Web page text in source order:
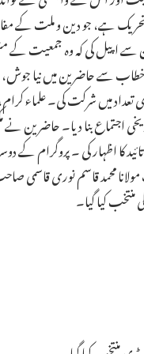
تحریک ہے، جو دین و ملت
سے اپیل کی کہ وہ
سے حاضرین میں نیا جوش،
میں شرکت کی۔ علماء
اجتماع بنا دیا۔ حاضرین
کا اظہار کی ۔ پروگرام کے
محمد قاسم نوری قاسمی صاحب
کیا گیا۔